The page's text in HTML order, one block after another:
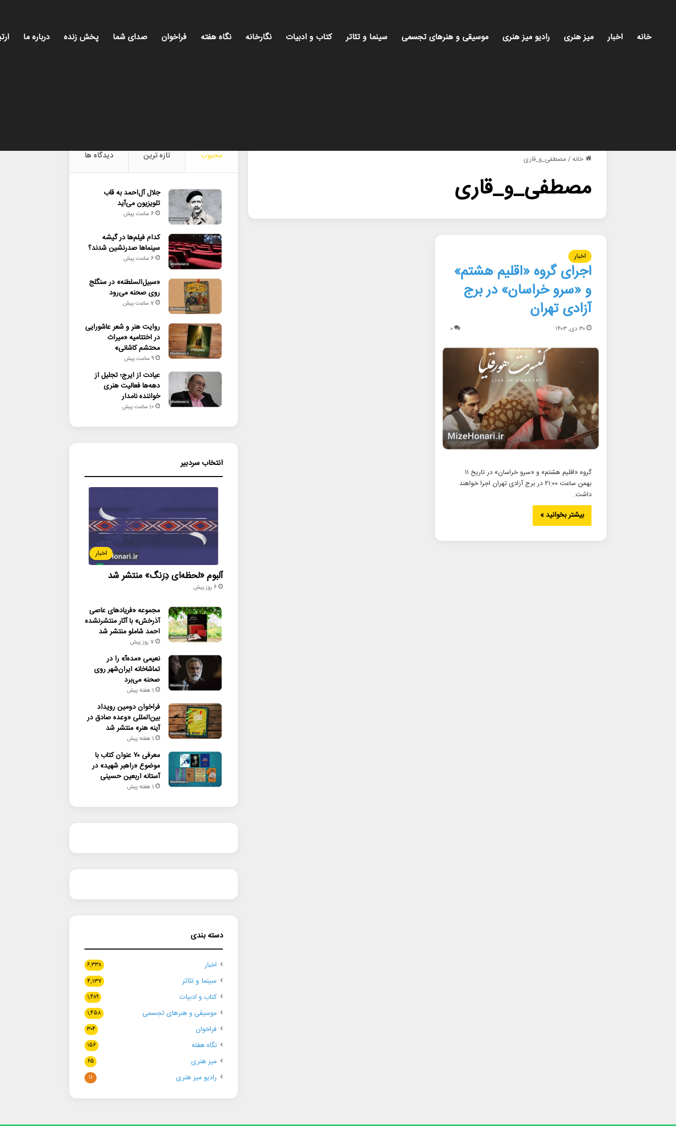
خانه اخبار میز هنری رادیو میز هنری موسیقی و هنرهای تجسمی سینما و تئاتر کتاب و ادبیات نگارخانه نگاه هفته فراخوان صدای شما پخش زنده درباره ما
خانه/مصطفی_و_قاری
مصطفی_و_قاری
اخبار
اجرای گروه «اقلیم هشتم»
و «سرو خراسان» در برج
آزادی تهران
۳۰ دی, ۱۴۰۳ ۰
گروه «اقلیم هشتم» و «سرو خراسان» در تاریخ ۱۱
بهمن ساعت ۲۱:۰۰ در برج آزادی تهران اجرا خواهند
داشت.
بیشتر بخوانید »
محبوب تازه ترین دیدگاه ها
جلال آل‌احمد به قاب
تلویزیون می‌آید
6 ساعت پیش
کدام فیلم‌ها در گیشه
سینماها صدرنشین شدند؟
6 ساعت پیش
«سبیل‌السلطنه» در سنگلج
روی صحنه می‌رود
7 ساعت پیش
روایت هنر و شعر عاشورایی
در اختتامیه «میراث
محتشم کاشانی»
9 ساعت پیش
عیادت از ایرج؛ تجلیل از
دهه‌ها فعالیت هنری
خواننده نامدار
10 ساعت پیش
انتخاب سردبیر
اخبار
آلبوم «لحظه‌ای دِرَنگ» منتشر شد
6 روز پیش
مجموعه «فریادهای عاصی
آذرخش» با آثار منتشرنشده
احمد شاملو منتشر شد
7 روز پیش
نعیمی «مده‌آ» را در
تماشاخانه ایران‌شهر روی
صحنه می‌برد
1 هفته پیش
فراخوان دومین رویداد
بین‌المللی «وعده صادق در
آینه هنر» منتشر شد
1 هفته پیش
معرفی ۷۰ عنوان کتاب با
موضوع «راهبر شهید» در
آستانه اربعین حسینی
1 هفته پیش
دسته بندی
اخبار ۶,۳۳۸
سینما و تئاتر ۴,۱۳۷
کتاب و ادبیات ۱,۴۸۹
موسیقی و هنرهای تجسمی ۱,۴۵۸
فراخوان ۳۰۴
نگاه هفته ۱۵۶
میز هنری ۶۵
رادیو میز هنری ۱۱